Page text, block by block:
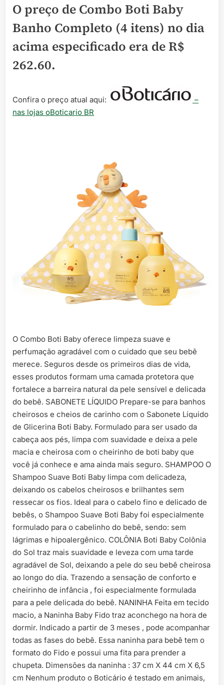
O preço de Combo Boti Baby
Banho Completo (4 itens) no dia
acima especificado era deR$
262.60.
Confira o preço atual aqui:
–
nas lojas oBoticario BR
O Combo Boti Baby oferece limpeza suave e
perfumação agradável com o cuidado que seu bebê
merece. Seguros desde os primeiros dias de vida,
esses produtos formam uma camada protetora que
fortalece a barreira natural da pele sensível e delicada
do bebê. SABONETE LÍQUIDO Prepare-se para banhos
cheirosos e cheios de carinho com o Sabonete Líquido
de Glicerina Boti Baby. Formulado para ser usado da
cabeça aos pés, limpa com suavidade e deixa a pele
macia e cheirosa com o cheirinho de boti baby que
você já conhece e ama ainda mais seguro. SHAMPOO O
Shampoo Suave Boti Baby limpa com delicadeza,
deixando os cabelos cheirosos e brilhantes sem
ressecar os fios. Ideal para o cabelo fino e delicado de
bebês, o Shampoo Suave Boti Baby foi especialmente
formulado para o cabelinho do bebê, sendo: sem
lágrimas e hipoalergênico. COLÔNIA Boti Baby Colônia
do Sol traz mais suavidade e leveza com uma tarde
agradável de Sol, deixando a pele do seu bebê cheirosa
ao longo do dia. Trazendo a sensação de conforto e
cheirinho de infância , foi especialmente formulada
para a pele delicada do bebê. NANINHA Feita em tecido
macio, a Naninha Baby Fido traz aconchego na hora de
dormir. Indicado a partir de 3 meses , pode acompanhar
todas as fases do bebê. Essa naninha para bebê tem o
formato do Fido e possui uma fita para prender a
chupeta. Dimensões da naninha : 37 cm X 44 cm X 6,5
cm Nenhum produto o Boticário é testado em animais,